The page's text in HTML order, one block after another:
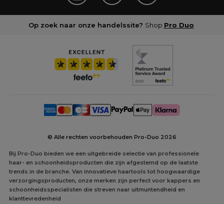
Op zoek naar onze handelssite? Shop Pro Duo
© Alle rechten voorbehouden Pro-Duo 2026
Bij Pro-Duo bieden we een uitgebreide selectie van professionele
haar- en schoonheidsproducten die zijn afgestemd op de laatste
trends in de branche. Van innovatieve haartools tot hoogwaardige
verzorgingsproducten, onze merken zijn perfect voor kappers en
schoonheidsspecialisten die streven naar uitmuntendheid en
klanttevredenheid